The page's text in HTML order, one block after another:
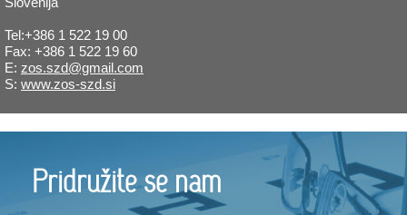
Tel:+386 1 522 19 00
Fax: +386 1 522 19 60
E: zos.szd@gmail.com
S: www.zos-szd.si
Pridružite se nam